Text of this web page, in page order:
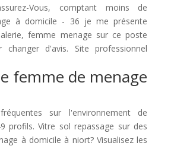
Vous, comptant moins de
à domicile - 36 je me présente
femme menage sur ce poste
changer d'avis. Site professionnel
femme de menage
sur l'environnement de
profils. Vitre sol repassage sur des
à domicile à niort? Visualisez les